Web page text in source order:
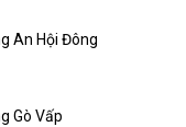
An Hội Đông
Gò Vấp